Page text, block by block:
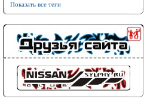
Показать все теги